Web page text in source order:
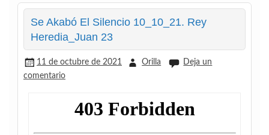
Se Akabó El Silencio 10_10_21. Rey
Heredia_Juan 23
11 de octubre de 2021 Orilla
Deja un
comentario